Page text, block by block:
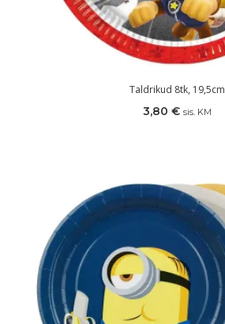
Taldrikud 8tk, 19,5cm
3,80 € sis. KM